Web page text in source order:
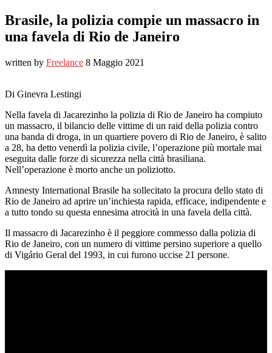
Brasile, la polizia compie un massacro in
una favela di Rio de Janeiro
written by Freelance 8 Maggio 2021
Di Ginevra Lestingi
Nella favela di Jacarezinho la polizia di Rio de Janeiro ha compiuto
un massacro, il bilancio delle vittime di un raid della polizia contro
una banda di droga, in un quartiere povero di Rio de Janeiro, è salito
a 28, ha detto venerdì la polizia civile, l’operazione più mortale mai
eseguita dalle forze di sicurezza nella città brasiliana.
Nell’operazione è morto anche un poliziotto.
Amnesty International Brasile ha sollecitato la procura dello stato di
Rio de Janeiro ad aprire un’inchiesta rapida, efficace, indipendente e
a tutto tondo su questa ennesima atrocità in una favela della città.
Il massacro di Jacarezinho è il peggiore commesso dalla polizia di
Rio de Janeiro, con un numero di vittime persino superiore a quello
di Vigário Geral del 1993, in cui furono uccise 21 persone.